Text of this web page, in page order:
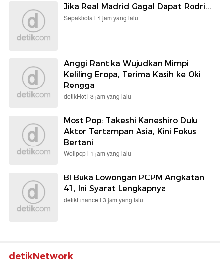
Jika Real Madrid Gagal Dapat Rodri...
Sepakbola | 1 jam yang lalu
Anggi Rantika Wujudkan Mimpi
Keliling Eropa, Terima Kasih ke Oki
Rengga
detikHot | 3 jam yang lalu
Most Pop: Takeshi Kaneshiro Dulu
Aktor Tertampan Asia, Kini Fokus
Bertani
Wolipop | 1 jam yang lalu
BI Buka Lowongan PCPM Angkatan
41, Ini Syarat Lengkapnya
detikFinance | 3 jam yang lalu
detikNetwork